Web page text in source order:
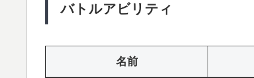
バトルアビリティ
名前